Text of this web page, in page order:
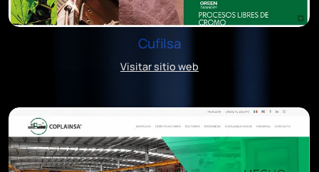
Cufilsa
Visitar sitio web